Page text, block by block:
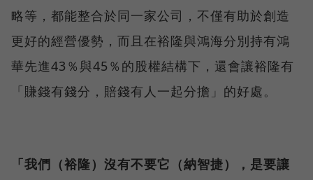
略等，都能整合於同一家公司，不僅有助於創造
更好的經營優勢，而且在裕隆與鴻海分別持有鴻
華先進43％與45％的股權結構下，還會讓裕隆有
「賺錢有錢分，賠錢有人一起分擔」的好處。
「我們（裕隆）沒有不要它（納智捷），是要讓